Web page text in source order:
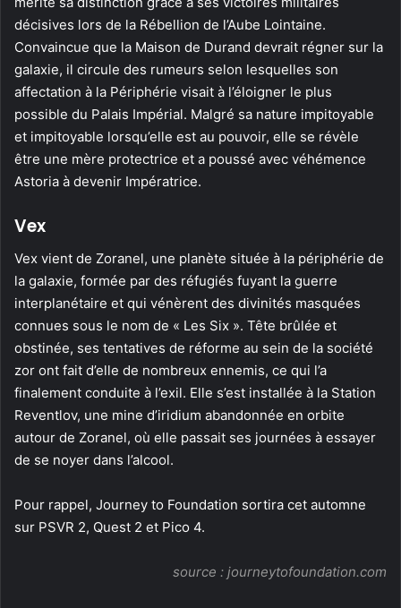
décisives lors de la Rébellion de l’Aube Lointaine.
Convaincue que la Maison de Durand devrait régner sur la
galaxie, il circule des rumeurs selon lesquelles son
affectation à la Périphérie visait à l’éloigner le plus
possible du Palais Impérial. Malgré sa nature impitoyable
et impitoyable lorsqu’elle est au pouvoir, elle se révèle
être une mère protectrice et a poussé avec véhémence
Astoria à devenir Impératrice.
Vex
Vex vient de Zoranel, une planète située à la périphérie de
la galaxie, formée par des réfugiés fuyant la guerre
interplanétaire et qui vénèrent des divinités masquées
connues sous le nom de « Les Six ». Tête brûlée et
obstinée, ses tentatives de réforme au sein de la société
zor ont fait d’elle de nombreux ennemis, ce qui l’a
finalement conduite à l’exil. Elle s’est installée à la Station
Reventlov, une mine d’iridium abandonnée en orbite
autour de Zoranel, où elle passait ses journées à essayer
de se noyer dans l’alcool.
Pour rappel, Journey to Foundation sortira cet automne
sur PSVR 2, Quest 2 et Pico 4.
source : journeytofoundation.com